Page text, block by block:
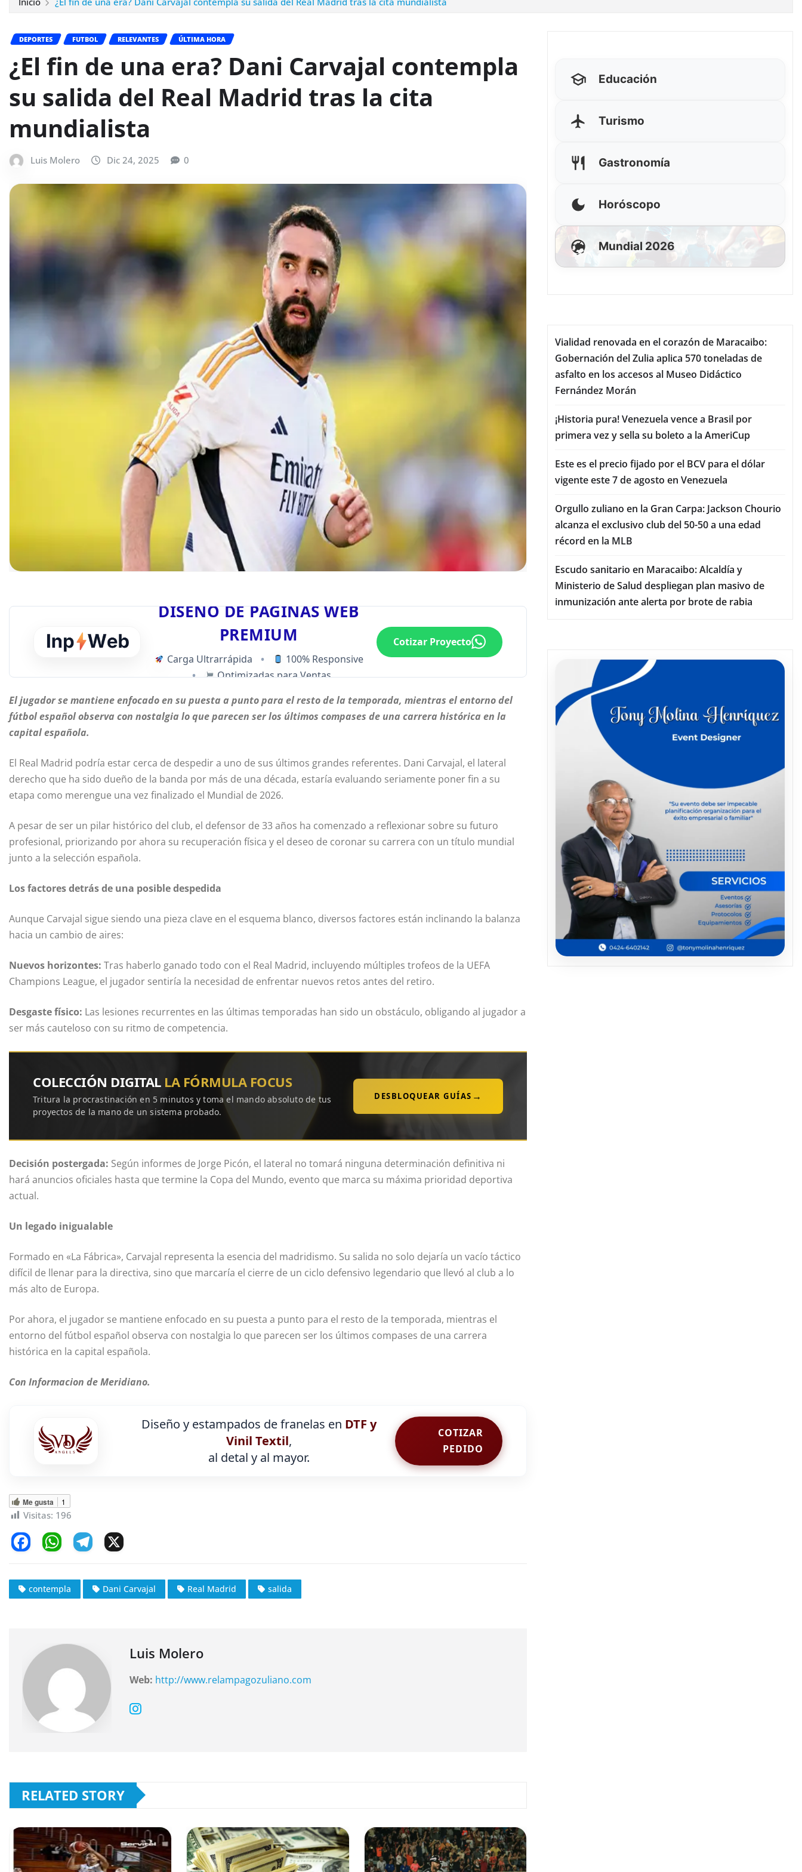
DEPORTES FUTBOL RELEVANTES ÚLTIMA HORA
¿El fin de una era? Dani Carvajal contempla
su salida del Real Madrid tras la cita
mundialista
Luis Molero Dic 24, 2025 0
DISEÑO DE PÁGINAS WEB
PREMIUM
Carga Ultrarrápida •
100% Responsive
•
Optimizadas para Ventas
Cotizar Proyecto
El jugador se mantiene enfocado en su puesta a punto para el resto de la temporada, mientras el entorno del
fútbol español observa con nostalgia lo que parecen ser los últimos compases de una carrera histórica en la
capital española.
El Real Madrid podría estar cerca de despedir a uno de sus últimos grandes referentes. Dani Carvajal, el lateral
derecho que ha sido dueño de la banda por más de una década, estaría evaluando seriamente poner fin a su
etapa como merengue una vez finalizado el Mundial de 2026.
A pesar de ser un pilar histórico del club, el defensor de 33 años ha comenzado a reflexionar sobre su futuro
profesional, priorizando por ahora su recuperación física y el deseo de coronar su carrera con un título mundial
junto a la selección española.
Los factores detrás de una posible despedida
Aunque Carvajal sigue siendo una pieza clave en el esquema blanco, diversos factores están inclinando la balanza
hacia un cambio de aires:
Nuevos horizontes: Tras haberlo ganado todo con el Real Madrid, incluyendo múltiples trofeos de la UEFA
Champions League, el jugador sentiría la necesidad de enfrentar nuevos retos antes del retiro.
Desgaste físico: Las lesiones recurrentes en las últimas temporadas han sido un obstáculo, obligando al jugador a
ser más cauteloso con su ritmo de competencia.
COLECCIÓN DIGITAL LA FÓRMULA FOCUS
Tritura la procrastinación en 5 minutos y toma el mando absoluto de tus
proyectos de la mano de un sistema probado.
DESBLOQUEAR GUÍAS →
Decisión postergada: Según informes de Jorge Picón, el lateral no tomará ninguna determinación definitiva ni
hará anuncios oficiales hasta que termine la Copa del Mundo, evento que marca su máxima prioridad deportiva
actual.
Un legado inigualable
Formado en «La Fábrica», Carvajal representa la esencia del madridismo. Su salida no solo dejaría un vacío táctico
difícil de llenar para la directiva, sino que marcaría el cierre de un ciclo defensivo legendario que llevó al club a lo
más alto de Europa.
Por ahora, el jugador se mantiene enfocado en su puesta a punto para el resto de la temporada, mientras el
entorno del fútbol español observa con nostalgia lo que parecen ser los últimos compases de una carrera
histórica en la capital española.
Con Informacion de Meridiano.
Diseño y estampados de franelas en DTF y
Vinil Textil,
al detal y al mayor.
COTIZAR
PEDIDO
Me gusta 1
Visitas: 196
c
e
o
W
at
s
p
e
gr
contempla Dani Carvajal Real Madrid salida
Luis Molero
Web: http://www.relampagozuliano.com
RELATED STORY
Educación
Turismo
Gastronomía
Horóscopo
Mundial 2026
Vialidad renovada en el corazón de Maracaibo:
Gobernación del Zulia aplica 570 toneladas de
asfalto en los accesos al Museo Didáctico
Fernández Morán
¡Historia pura! Venezuela vence a Brasil por
primera vez y sella su boleto a la AmeriCup
Este es el precio fijado por el BCV para el dólar
vigente este 7 de agosto en Venezuela
Orgullo zuliano en la Gran Carpa: Jackson Chourio
alcanza el exclusivo club del 50-50 a una edad
récord en la MLB
Escudo sanitario en Maracaibo: Alcaldía y
Ministerio de Salud despliegan plan masivo de
inmunización ante alerta por brote de rabia